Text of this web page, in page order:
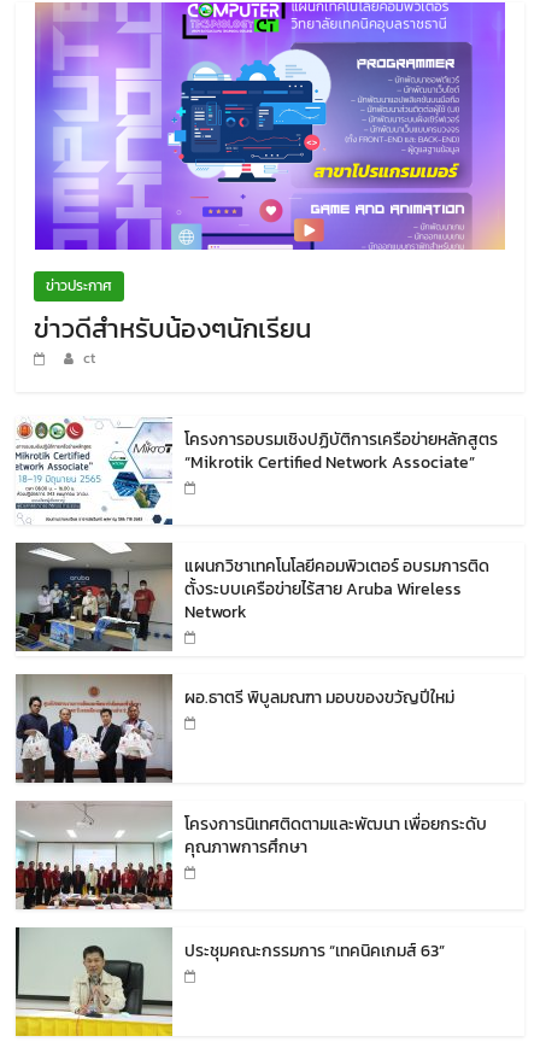
ข่าวประกาศ
ข่าวดีสำหรับน้องๆนักเรียน
ct
โครงการอบรมเชิงปฏิบัติการเครือข่ายหลักสูตร
“Mikrotik Certified Network Associate”
แผนกวิชาเทคโนโลยีคอมพิวเตอร์ อบรมการติด
ตั้งระบบเครือข่ายไร้สาย Aruba Wireless
Network
ผอ.ธาตรี พิบูลมณฑา มอบของขวัญปีใหม่
โครงการนิเทศติดตามและพัฒนา เพื่อยกระดับ
คุณภาพการศึกษา
ประชุมคณะกรรมการ “เทคนิคเกมส์ 63”